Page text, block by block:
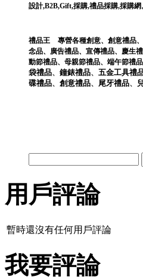
設計,B2B,Gift,採購,禮品採購,採購網
禮品王 專營各種創意、 創意禮品、
念品、 廣告禮品、 宣傳禮品、 慶生
動節禮品、 母親節禮品、 端午節禮品
袋禮品、 鐘錶禮品、 五金工具禮
碟禮品、 創意禮品、 尾牙禮品、
用戶評論
暫時還沒有任何用戶評論
我要評論